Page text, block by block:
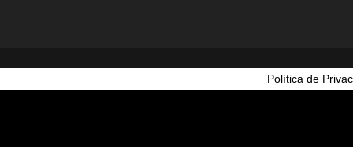
Política de